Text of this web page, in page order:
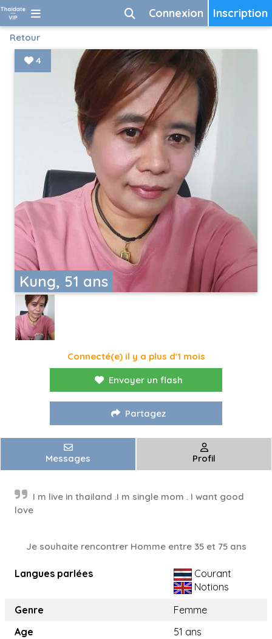
Inscription
Connexion
Retour
Kung, 51 ans
4
Connecté(e) il y a plus d'1 mois
Envoyer un flash
Partagez
Messages Profil
I m live in thailand .I m single mom . I want good
love
Je souhaite rencontrer Homme entre 35 et 75 ans
Langues parlées
Courant
Notions
Genre
Femme
Age
51 ans